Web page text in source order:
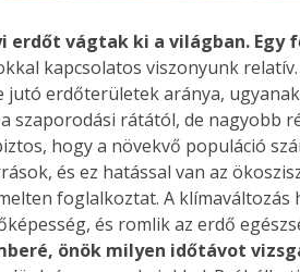
vágtak ki a világban. Egy
kapcsolatos viszonyunk
jutó erdőterületek aránya,
szaporodási rátától, de nagyobb
hogy a növekvő populáció
és ez hatással van az
foglalkoztat. A klímaváltozás
és romlik az erdő
önök milyen időtávot